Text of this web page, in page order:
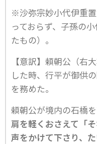
※沙弥宗妙小代伊重
っておらず、子孫の
たもの）。
【意訳】頼朝公（右
した時、行平が御供
を務めた。
頼朝公が境内の石橋
肩を軽くおさえて「
声をかけて下さり、